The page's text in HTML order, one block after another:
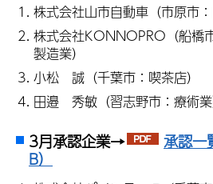
株式会社山市自動車（市原市：
株式会社KONNOPRO（船橋
製造業）
小松 誠（千葉市：喫茶店）
田邉 秀敏（習志野市：療術業
3月承認企業→ 承認
B）